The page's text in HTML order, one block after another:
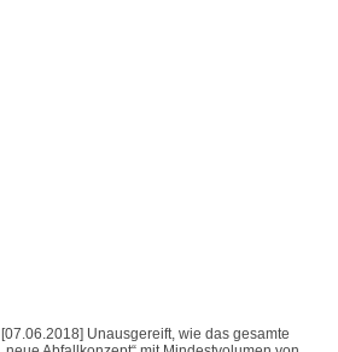
[07.06.2018] Unausgereift, wie das gesamte